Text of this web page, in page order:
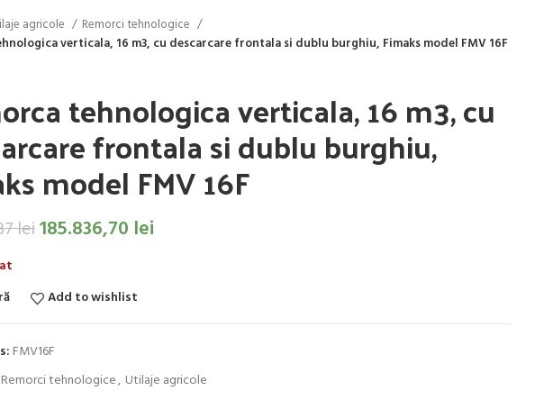
agricole
Remorci tehnologice
verticala, 16 m3, cu descarcare frontala si dublu burghiu, Fimaks model FMV 16F
tehnologica verticala, 16 m3, cu
frontala si dublu burghiu,
model FMV 16F
lei185.836,70 lei
Add to wishlist
FMV16F
Remorci tehnologice, Utilaje agricole